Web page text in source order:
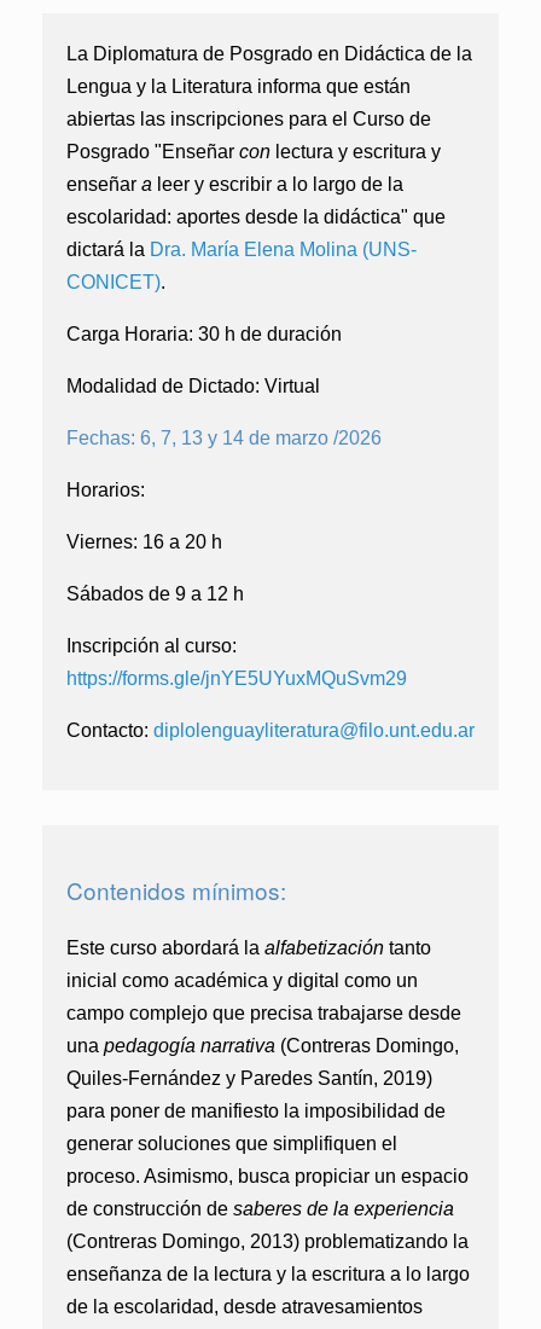
La Diplomatura de Posgrado en Didáctica de la
Lengua y la Literatura informa que están
abiertas las inscripciones para el Curso de
Posgrado "Enseñar con lectura y escritura y
enseñar a leer y escribir a lo largo de la
escolaridad: aportes desde la didáctica" que
dictará la Dra. María Elena Molina (UNS-
CONICET).
Carga Horaria: 30 h de duración
Modalidad de Dictado: Virtual
Fechas: 6, 7, 13 y 14 de marzo /2026
Horarios:
Viernes: 16 a 20 h
Sábados de 9 a 12 h
Inscripción al curso:
https://forms.gle/jnYE5UYuxMQuSvm29
Contacto: diplolenguayliteratura@filo.unt.edu.ar
Contenidos mínimos:
Este curso abordará la alfabetización tanto
inicial como académica y digital como un
campo complejo que precisa trabajarse desde
una pedagogía narrativa (Contreras Domingo,
Quiles-Fernández y Paredes Santín, 2019)
para poner de manifiesto la imposibilidad de
generar soluciones que simplifiquen el
proceso. Asimismo, busca propiciar un espacio
de construcción de saberes de la experiencia
(Contreras Domingo, 2013) problematizando la
enseñanza de la lectura y la escritura a lo largo
de la escolaridad, desde atravesamientos